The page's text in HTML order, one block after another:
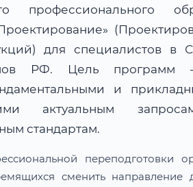
профессионального
для специалистов в
РФ. Цель программ
и
актуальным
стандартам.
переподготовки
сменить направление